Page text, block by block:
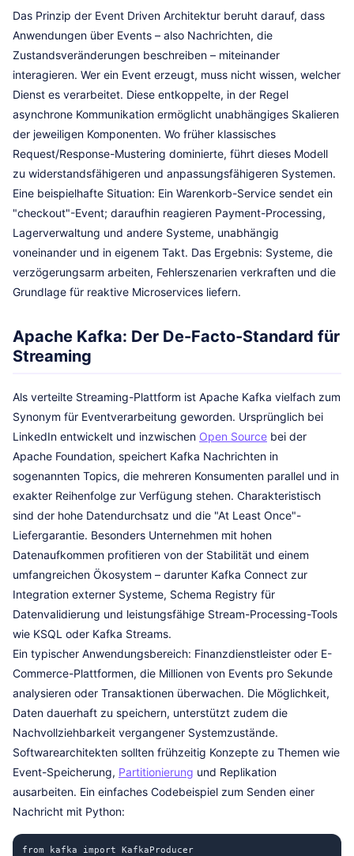
Das Prinzip der Event Driven Architektur beruht darauf, dass
Anwendungen über Events – also Nachrichten, die
Zustandsveränderungen beschreiben – miteinander
interagieren. Wer ein Event erzeugt, muss nicht wissen, welcher
Dienst es verarbeitet. Diese entkoppelte, in der Regel
asynchrone Kommunikation ermöglicht unabhängiges Skalieren
der jeweiligen Komponenten. Wo früher klassisches
Request/Response-Mustering dominierte, führt dieses Modell
zu widerstandsfähigeren und anpassungsfähigeren Systemen.
Eine beispielhafte Situation: Ein Warenkorb-Service sendet ein
"checkout"-Event; daraufhin reagieren Payment-Processing,
Lagerverwaltung und andere Systeme, unabhängig
voneinander und in eigenem Takt. Das Ergebnis: Systeme, die
verzögerungsarm arbeiten, Fehlerszenarien verkraften und die
Grundlage für reaktive Microservices liefern.
Apache Kafka: Der De-Facto-Standard für
Streaming
Als verteilte Streaming-Plattform ist Apache Kafka vielfach zum
Synonym für Eventverarbeitung geworden. Ursprünglich bei
LinkedIn entwickelt und inzwischen Open Source bei der
Apache Foundation, speichert Kafka Nachrichten in
sogenannten Topics, die mehreren Konsumenten parallel und in
exakter Reihenfolge zur Verfügung stehen. Charakteristisch
sind der hohe Datendurchsatz und die "At Least Once"-
Liefergarantie. Besonders Unternehmen mit hohen
Datenaufkommen profitieren von der Stabilität und einem
umfangreichen Ökosystem – darunter Kafka Connect zur
Integration externer Systeme, Schema Registry für
Datenvalidierung und leistungsfähige Stream-Processing-Tools
wie KSQL oder Kafka Streams.
Ein typischer Anwendungsbereich: Finanzdienstleister oder E-
Commerce-Plattformen, die Millionen von Events pro Sekunde
analysieren oder Transaktionen überwachen. Die Möglichkeit,
Daten dauerhaft zu speichern, unterstützt zudem die
Nachvollziehbarkeit vergangener Systemzustände.
Softwarearchitekten sollten frühzeitig Konzepte zu Themen wie
Event-Speicherung, Partitionierung und Replikation
ausarbeiten. Ein einfaches Codebeispiel zum Senden einer
Nachricht mit Python:
from kafka import KafkaProducer